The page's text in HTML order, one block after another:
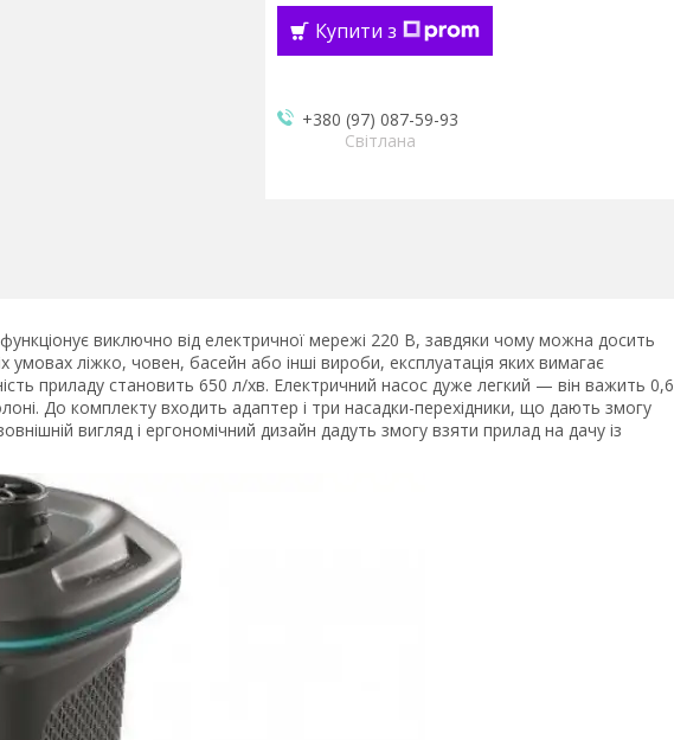
Купити з
+380 (97) 087-59-93
Світлана
виключно від електричної мережі 220 В, завдяки чому можна досить
ліжко, човен, басейн або інші вироби, експлуатація яких вимагає
приладу становить 650 л/хв. Електричний насос дуже легкий — він важить 0,6
До комплекту входить адаптер і три насадки-перехідники, що дають змогу
вигляд і ергономічний дизайн дадуть змогу взяти прилад на дачу із